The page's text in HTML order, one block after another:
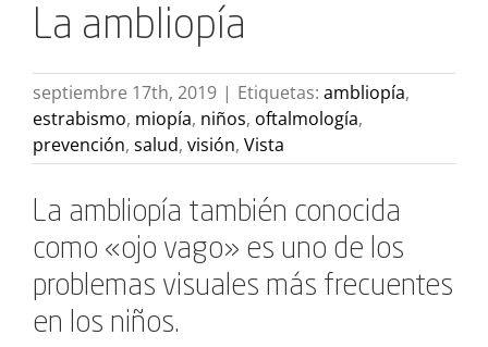
La ambliopía
septiembre 17th, 2019 | Etiquetas: ambliopía,
estrabismo, miopía, niños, oftalmología,
prevención, salud, visión, Vista
La ambliopía también conocida
como «ojo vago» es uno de los
problemas visuales más frecuentes
en los niños.